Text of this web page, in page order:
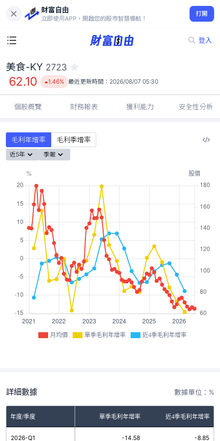
財富自由
立即使用APP，開啟您的股市智慧導航！
打開
登入
62.10
1.46%
美食-KY 2723
62.10 1.46% 最近更新時間： 2026/08/07 05:30
個股概覽 財務報表 獲利能力 安全性分析
毛利年增率 毛利季增率
近5年 季報
月均價 單季毛利年增率 近4季毛利年增率
詳細數據 數據單位：%
年度/季度 單季毛利年增率 近4季毛利年增率
2026-Q1 -14.58 -8.85